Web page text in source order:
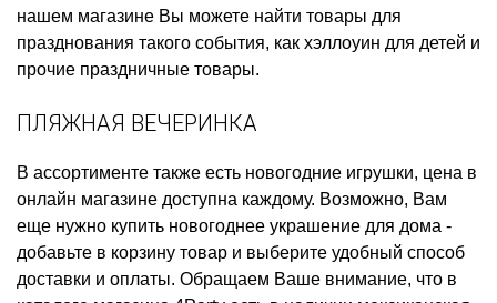
нашем магазине Вы можете найти товары для
празднования такого события, как хэллоуин для детей и
прочие праздничные товары.
ПЛЯЖНАЯ ВЕЧЕРИНКА
В ассортименте также есть новогодние игрушки, цена в
онлайн магазине доступна каждому. Возможно, Вам
еще нужно купить новогоднее украшение для дома -
добавьте в корзину товар и выберите удобный способ
доставки и оплаты. Обращаем Ваше внимание, что в